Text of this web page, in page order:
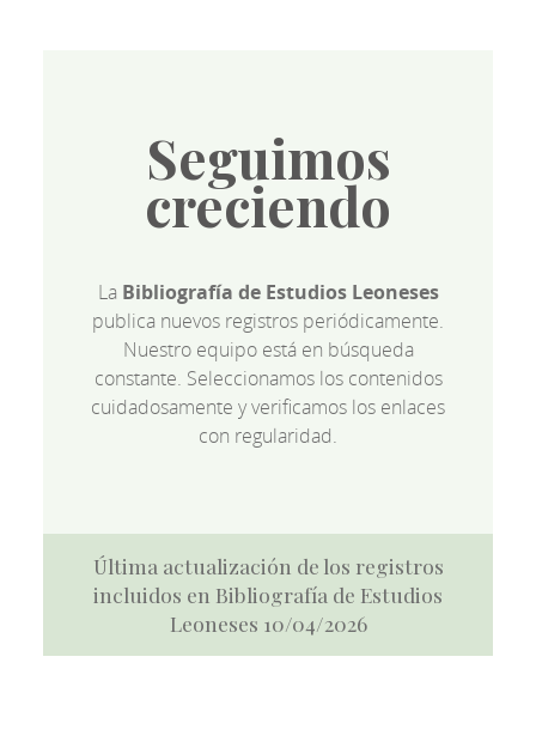
Seguimos
creciendo
La Bibliografía de Estudios Leoneses
publica nuevos registros periódicamente.
Nuestro equipo está en búsqueda
constante. Seleccionamos los contenidos
cuidadosamente y verificamos los enlaces
con regularidad.
Última actualización de los registros
incluidos en Bibliografía de Estudios
Leoneses 10/04/2026